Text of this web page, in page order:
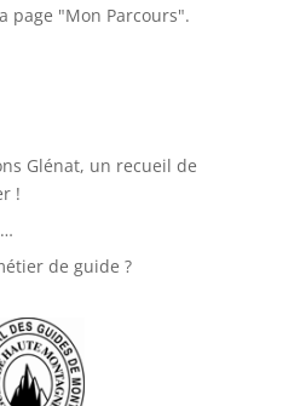
page "Mon Parcours".
Glénat, un recueil de
!
de guide ?